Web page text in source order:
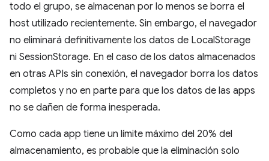
todo el grupo, se almacenan por lo menos se borra el
host utilizado recientemente. Sin embargo, el navegador
no eliminará definitivamente los datos de LocalStorage
ni SessionStorage. En el caso de los datos almacenados
en otras APIs sin conexión, el navegador borra los datos
completos y no en parte para que los datos de las apps
no se dañen de forma inesperada.
Como cada app tiene un límite máximo del 20% del
almacenamiento, es probable que la eliminación solo